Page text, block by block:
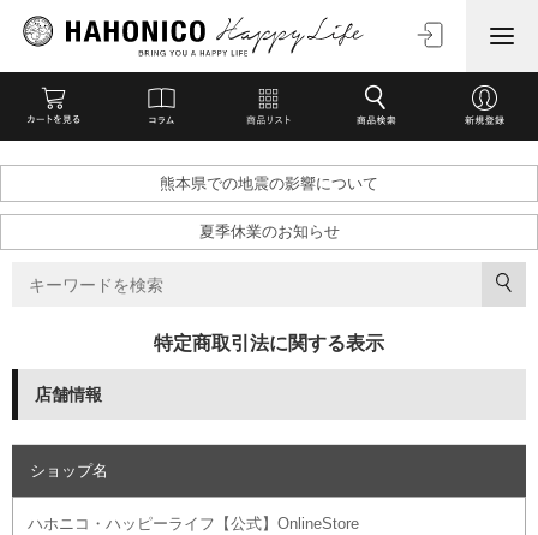
熊本県での地震の影響について
夏季休業のお知らせ
特定商取引法に関する表示
店舗情報
ショップ名
ハホニコ・ハッピーライフ【公式】OnlineStore